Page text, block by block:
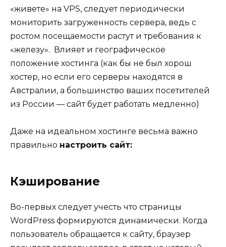
«живете» на VPS, следует периодически
мониторить загруженность сервера, ведь с
ростом посещаемости растут и требования к
«железу». Влияет и географическое
положение хостинга (как бы не был хорош
хостер, но если его серверы находятся в
Австралии, а большинство ваших посетителей
из России — сайт будет работать медленно)
Даже на идеальном хостинге весьма важно
правильно настроить сайт:
Кэширование
Во-первых следует учесть что страницы
WordPress формируются динамически. Когда
пользователь обращается к сайту, браузер